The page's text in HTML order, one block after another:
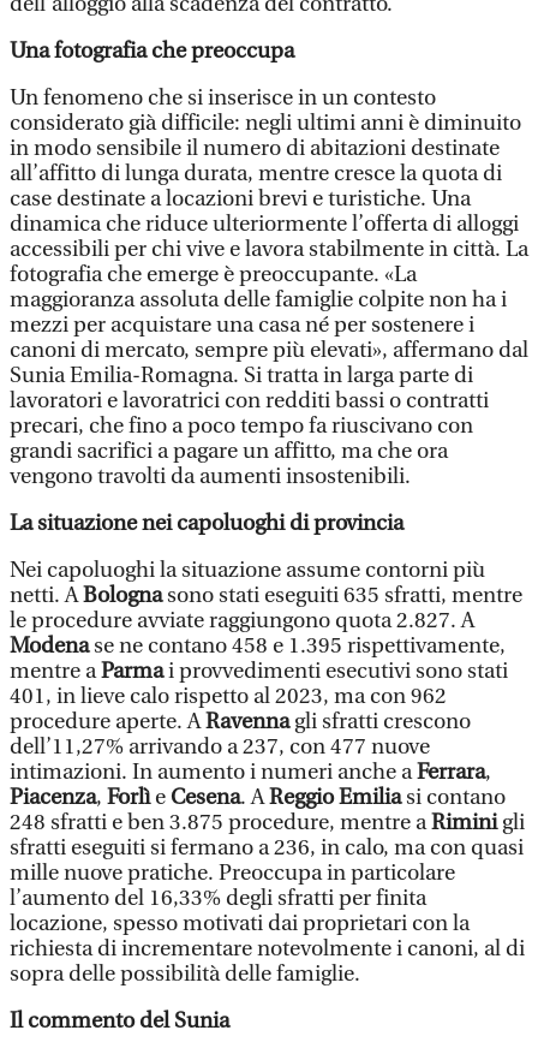
Una fotografia che preoccupa
Un fenomeno che si inserisce in un contesto
considerato già difficile: negli ultimi anni è diminuito
in modo sensibile il numero di abitazioni destinate
all’affitto di lunga durata, mentre cresce la quota di
case destinate a locazioni brevi e turistiche. Una
dinamica che riduce ulteriormente l’offerta di alloggi
accessibili per chi vive e lavora stabilmente in città. La
fotografia che emerge è preoccupante. «La
maggioranza assoluta delle famiglie colpite non ha i
mezzi per acquistare una casa né per sostenere i
canoni di mercato, sempre più elevati», affermano dal
Sunia Emilia-Romagna. Si tratta in larga parte di
lavoratori e lavoratrici con redditi bassi o contratti
precari, che fino a poco tempo fa riuscivano con
grandi sacrifici a pagare un affitto, ma che ora
vengono travolti da aumenti insostenibili.
La situazione nei capoluoghi di provincia
Nei capoluoghi la situazione assume contorni più
netti. ABolognasono stati eseguiti 635 sfratti, mentre
le procedure avviate raggiungono quota 2.827. A
Modenase ne contano 458 e 1.395 rispettivamente,
mentre aParmai provvedimenti esecutivi sono stati
401, in lieve calo rispetto al 2023, ma con 962
procedure aperte. ARavennagli sfratti crescono
dell’11,27% arrivando a 237, con 477 nuove
intimazioni. In aumento i numeri anche aFerrara,
Piacenza, Forlìe Cesena. AReggio Emiliasi contano
248 sfratti e ben 3.875 procedure, mentre aRiminigli
sfratti eseguiti si fermano a 236, in calo, ma con quasi
mille nuove pratiche. Preoccupa in particolare
l’aumento del 16,33% degli sfratti per finita
locazione, spesso motivati dai proprietari con la
richiesta di incrementare notevolmente i canoni, al di
sopra delle possibilità delle famiglie.
Il commento del Sunia